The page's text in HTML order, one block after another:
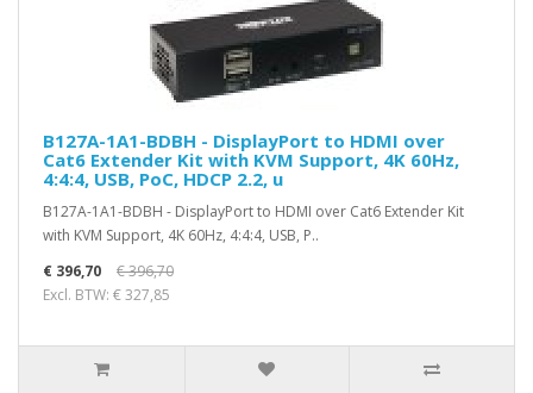
B127A-1A1-BDBH - DisplayPort to HDMI over
Cat6 Extender Kit with KVM Support, 4K 60Hz,
4:4:4, USB, PoC, HDCP 2.2, u
B127A-1A1-BDBH - DisplayPort to HDMI over Cat6 Extender Kit
with KVM Support, 4K 60Hz, 4:4:4, USB, P..
€ 396,70
€ 396,70
Excl. BTW: € 327,85